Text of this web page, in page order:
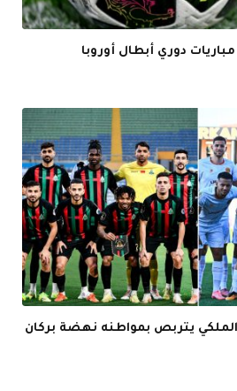
يتربص بمواطنه نهضة بركان